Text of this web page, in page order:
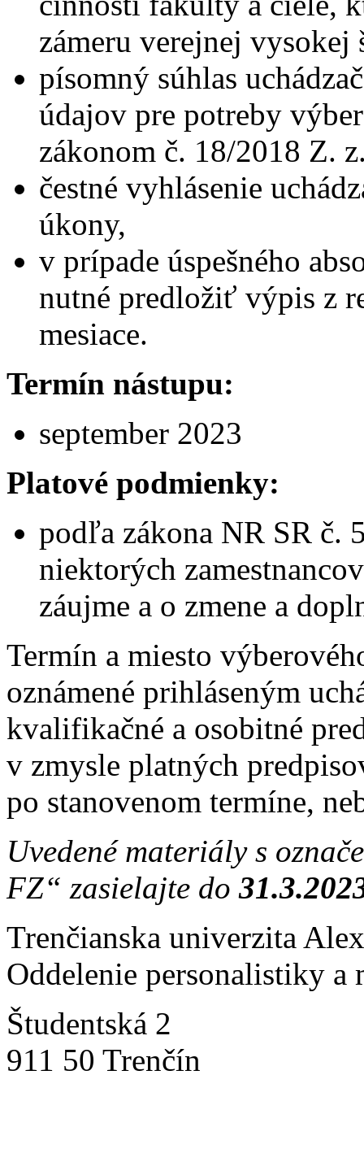
zámeru verejnej vysokej
písomný súhlas
údajov pre potreby
zákonom č. 18/2018 Z.
čestné vyhlásenie
úkony,
v prípade úspešného
nutné predložiť výpis z
mesiace.
Termín nástupu:
september 2023
Platové podmienky:
podľa zákona NR SR č.
niektorých
záujme a o zmene a
Termín a miesto
oznámené prihláseným
kvalifikačné a osobitné
v zmysle platných
po stanovenom termíne,
Uvedené materiály s
FZ“ zasielajte do
Trenčianska univerzita
Oddelenie personalistiky a
Študentská 2
911 50 Trenčín